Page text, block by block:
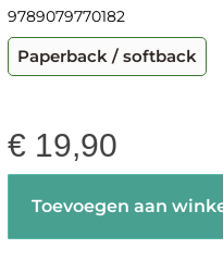
9789079770182
Paperback / softback
€ 19,90
Toevoegen aan